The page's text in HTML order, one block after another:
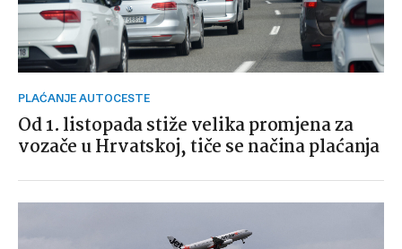
PLAĆANJE AUTOCESTE
Od 1. listopada stiže velika promjena za
vozače u Hrvatskoj, tiče se načina plaćanja